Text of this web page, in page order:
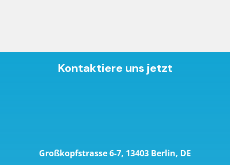
Kontaktiere uns jetzt
Großkopfstrasse 6-7, 13403 Berlin, DE